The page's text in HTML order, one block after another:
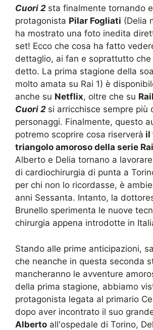
Cuori 2 sta finalmente tornando
protagonista Pilar Fogliati (Delia
ha mostrato una foto inedita
set! Ecco che cosa ha fatto
dettaglio, ai fan e soprattutto che
detto. La prima stagione della
molto amata su Rai 1) è
anche su Netflix, oltre che su
Cuori 2 si arricchisce sempre più
personaggi. Finalmente, questo
potremo scoprire cosa riserverà il
triangolo amoroso della serie Rai
Alberto e Delia tornano a
di cardiochirurgia di punta a
per chi non lo ricordasse, è
anni Sessanta. Intanto, la
Brunello sperimenta le nuove
chirurgia appena introdotte in
Stando alle prime anticipazioni,
che neanche in questa seconda
mancheranno le avventure
della prima stagione, abbiamo
protagonista legata al primario
dopo aver incontrato il suo
Alberto all'ospedale di Torino,